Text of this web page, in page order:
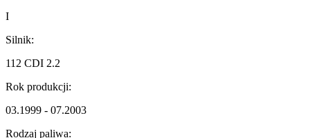
I
Silnik:
112 CDI 2.2
Rok produkcji:
03.1999 - 07.2003
Rodzaj paliwa: